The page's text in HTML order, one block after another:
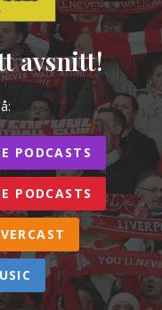
avsnitt!
PODCASTS
PODCASTS